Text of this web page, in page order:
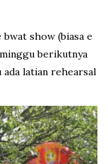
show (biasa e
berikutnya
latian rehearsal